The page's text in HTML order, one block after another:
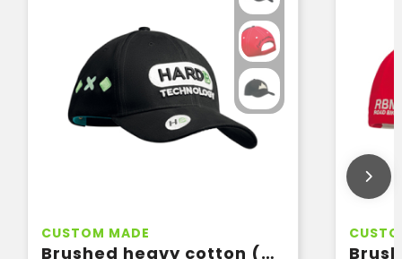
CUSTOM MADE
Brushed heavy cotton (280gsm)